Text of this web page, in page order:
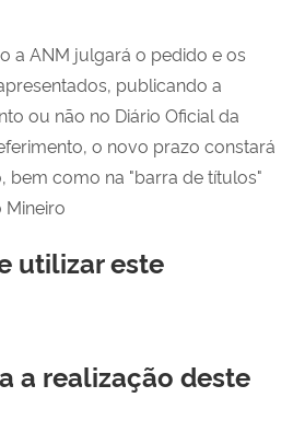
a ANM julgará o pedido e os
publicando a
ou não no Diário Oficial da
o novo prazo constará
bem como na "barra de títulos"
Mineiro
utilizar este
a realização deste